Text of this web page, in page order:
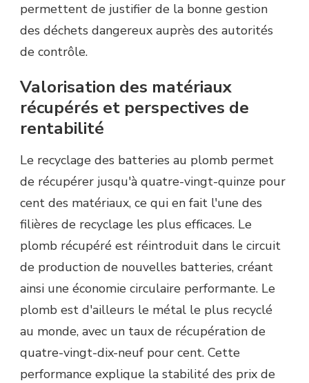
permettent de justifier de la bonne gestion
des déchets dangereux auprès des autorités
de contrôle.
Valorisation des matériaux
récupérés et perspectives de
rentabilité
Le recyclage des batteries au plomb permet
de récupérer jusqu'à quatre-vingt-quinze pour
cent des matériaux, ce qui en fait l'une des
filières de recyclage les plus efficaces. Le
plomb récupéré est réintroduit dans le circuit
de production de nouvelles batteries, créant
ainsi une économie circulaire performante. Le
plomb est d'ailleurs le métal le plus recyclé
au monde, avec un taux de récupération de
quatre-vingt-dix-neuf pour cent. Cette
performance explique la stabilité des prix de